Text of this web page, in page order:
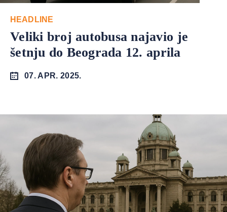
HEADLINE
Veliki broj autobusa najavio je
šetnju do Beograda 12. aprila
07. APR. 2025.